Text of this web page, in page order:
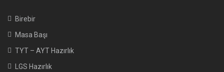
Birebir
Masa Başı
TYT – AYT Hazırlık
LGS Hazırlık